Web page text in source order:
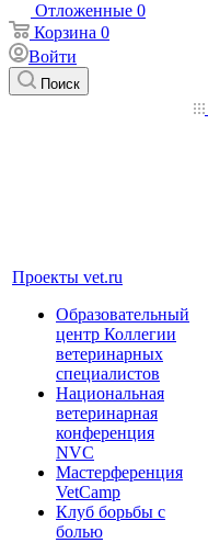
Отложенные 0
Корзина 0
Войти
Поиск
Проекты vet.ru
Образовательный
центр Коллегии
ветеринарных
специалистов
Национальная
ветеринарная
конференция
NVC
Мастерференция
VetCamp
Клуб борьбы с
болью